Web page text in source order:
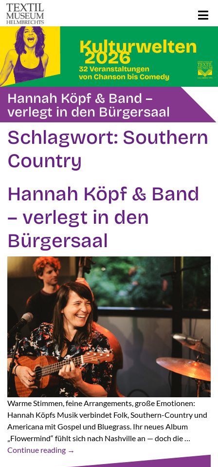
Hannah Köpf & Band –
verlegt in den Bürgersaal
Schlagwort: Southern
Country
Hannah Köpf & Band
– verlegt in den
Bürgersaal
Warme Stimmen, feine Arrangements, große Emotionen:
Hannah Köpfs Musik verbindet Folk, Southern-Country und
Americana mit Gospel und Bluegrass. Ihr neues Album
„Flowermind“ fühlt sich nach Nashville an — doch die …
Continue reading →